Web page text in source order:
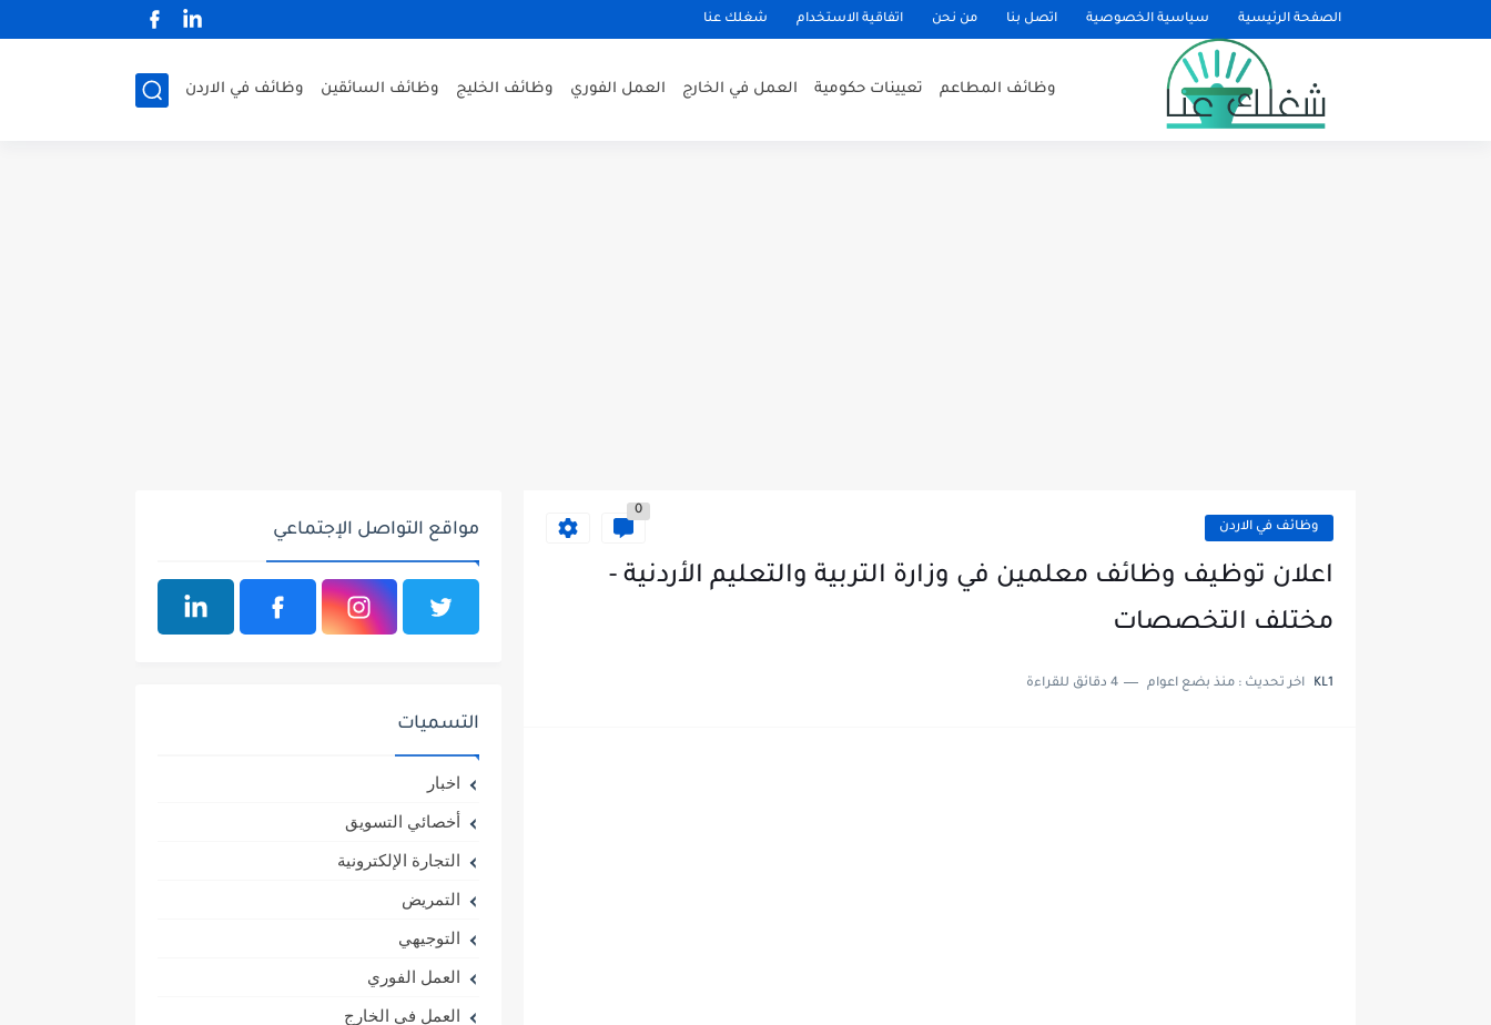
الصفحة الرئيسية سياسية الخصوصية اتصل بنا من نحن اتفاقية الاستخدام شغلك عنا
وظائف المطاعم تعيينات حكومية العمل في الخارج العمل الفوري وظائف الخليج وظائف السائقين وظائف في الاردن
وظائف في الاردن
0
اعلان توظيف وظائف معلمين في وزارة التربية والتعليم الأردنية -
مختلف التخصصات
KL1 اخر تحديث : منذ بضع اعوام 4 دقائق للقراءة
مواقع التواصل الإجتماعي
التسميات
اخبار
أخصائي التسويق
التجارة الإلكترونية
التمريض
التوجيهي
العمل الفوري
العمل في الخارج